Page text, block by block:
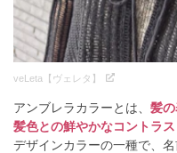
veLeta【ヴェレタ】
アンブレラカラーとは、 髪
髪色との鮮やかなコントラ
デザインカラーの一種で、